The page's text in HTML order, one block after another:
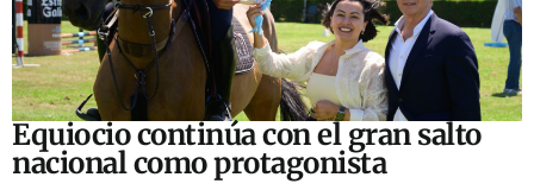
Equiocio continúa con el gran salto
nacional como protagonista